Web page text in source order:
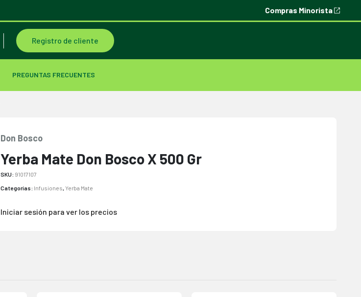
Compras Minorista
Registro de cliente
PREGUNTAS FRECUENTES
Don Bosco
Yerba Mate Don Bosco X 500 Gr
SKU: 91017107
Categorías: Infusiones,Yerba Mate
Iniciar sesión para ver los precios